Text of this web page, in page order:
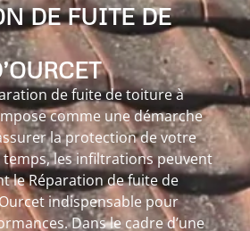
DE FUITE DE
de fuite de toiture à
comme une démarche
la protection de votre
temps, les infiltrations peuvent
le Réparation de fuite de
indispensable pour
Dans le cadre d’une